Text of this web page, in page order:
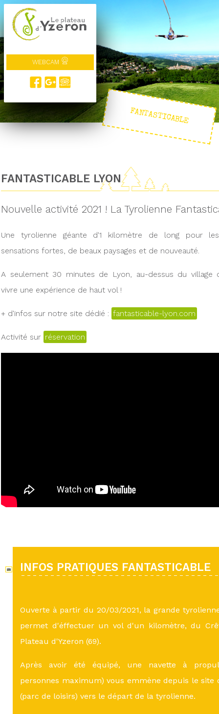
WEBCAM
FANTASTICABLE
FANTASTICABLE LYON
Nouvelle activité 2021 ! La Tyrolienne
Une tyrolienne géante d'1 kilomètre de long pour
sensations fortes, de beaux paysages et de nouveauté.
A seulement 30 minutes de Lyon, au-dessus du village
vivre une expérience de haut vol !
+ d'infos sur notre site dédié : fantasticable-lyon.com
Activité sur réservation
INFOS PRATIQUES FANTASTICABLE
Ouverte à partir du 20/03/2021, la grande
permet d'éffectuer un vol d'un kilomètre, du
Plateau d'Yzeron (69).
Après avoir été équipé, une navette à
personnes maximum) vous emmène depuis le site
(parc de loisirs) vers le départ de la tyrolienne.